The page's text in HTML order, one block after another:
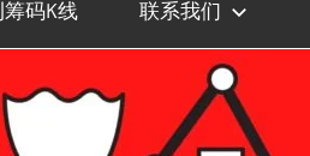
码K线 联系我们